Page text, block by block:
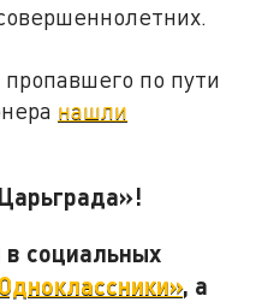
по пути
нашли
в социальных
, а